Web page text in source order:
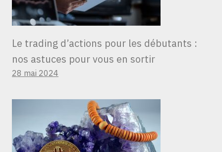
Le trading d’actions pour les débutants :
nos astuces pour vous en sortir
28 mai 2024